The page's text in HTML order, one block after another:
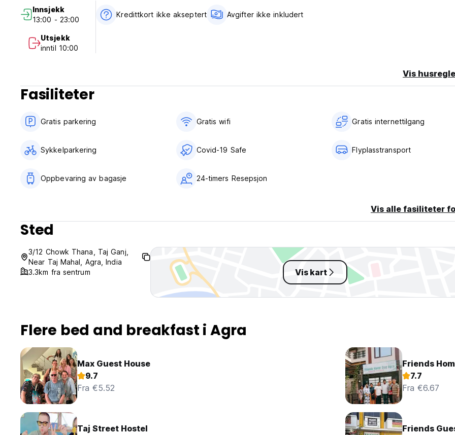
language)
Innsjekk
13:00 - 23:00
Utsjekk
inntil 10:00
Kredittkort ikke akseptert Avgifter ikke inkludert
Vis
Fasiliteter
Gratis parkering Gratis wifi‎ Gratis internettilgang
Sykkelparkering Covid-19 Safe Flyplasstransport
Oppbevaring av bagasje 24-timers Resepsjon
Vis alle fasiliteter
Sted
3/12 Chowk Thana, Taj Ganj,
Near Taj Mahal, Agra, India
3.3km fra sentrum
Vis kart
Flere bed and breakfast i Agra
Max Guest House
9.7
Fra €5.52
Friends
7.7
Fra €6.67
Taj Street Hostel
Friends